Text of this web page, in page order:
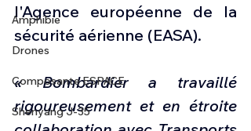
Amphibie
Drones
Composante ESPACE
Shenyang J-35
l'Agence européenne de la
sécurité aérienne (EASA).
« Bombardier a travaillé
rigoureusement et en étroite